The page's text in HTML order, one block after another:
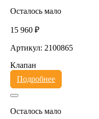
Осталось мало
15 960 ₽
Артикул: 2100865
Клапан
Подробнее
Осталось мало